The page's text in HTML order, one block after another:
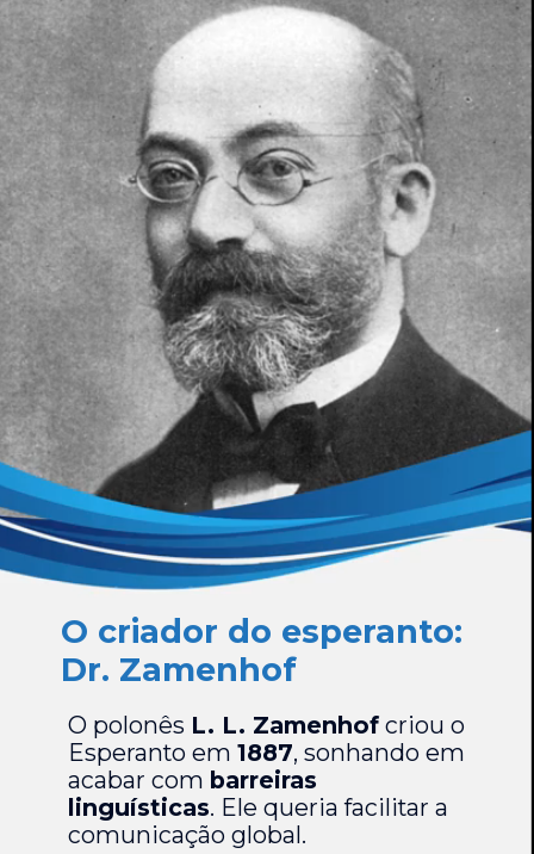
O criador do esperanto:
Dr. Zamenhof
O polonês L. L. Zamenhofcriou o
Esperanto em 1887, sonhando em
acabar com barreiras
linguísticas. Ele queria facilitar a
comunicação global.